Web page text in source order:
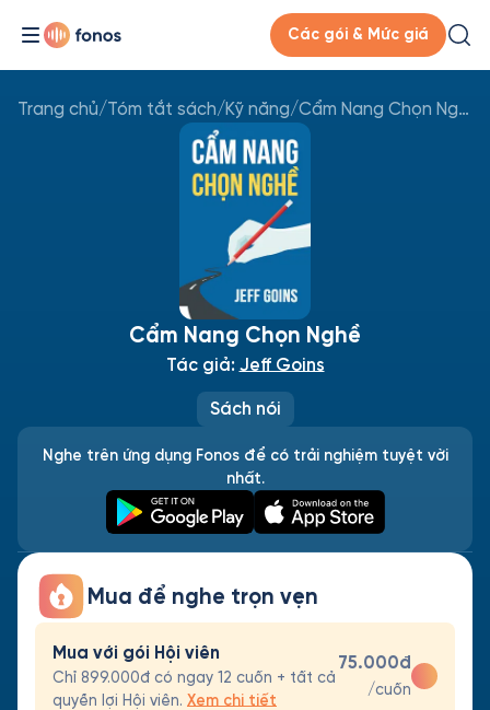
Các gói & Mức giá
Trang chủ/Tóm tắt sách/Kỹ năng/ Cẩm Nang Chọn Nghề
Sách nói
Cẩm Nang Chọn Nghề
Tác giả: Jeff Goins
Nghe trên ứng dụng Fonos để có trải nghiệm tuyệt vời
nhất.
Mua để nghe trọn vẹn
Mua với gói Hội viên
Chỉ 899.000đ có ngay 12 cuốn + tất cả
quyền lợi Hội viên. Xem chi tiết
75.000đ
/cuốn